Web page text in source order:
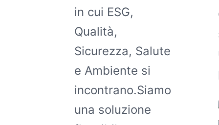
in cui ESG,
Qualità,
Sicurezza, Salute
e Ambiente si
incontrano.Siamo
una soluzione